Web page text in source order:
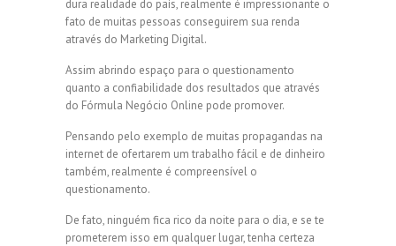
dura realidade do país, realmente é impressionante o
fato de muitas pessoas conseguirem sua renda
através do Marketing Digital.
Assim abrindo espaço para o questionamento
quanto a confiabilidade dos resultados que através
do Fórmula Negócio Online pode promover.
Pensando pelo exemplo de muitas propagandas na
internet de ofertarem um trabalho fácil e de dinheiro
também, realmente é compreensível o
questionamento.
De fato, ninguém fica rico da noite para o dia, e se te
prometerem isso em qualquer lugar, tenha certeza